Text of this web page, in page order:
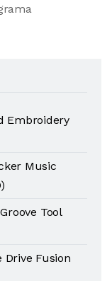
Embroidery
Music
Tool
Drive Fusion